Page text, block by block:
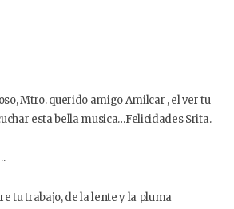
Mtro. querido amigo Amilcar , el ver tu
esta bella musica…Felicidades Srita.
tu trabajo, de la lente y la pluma